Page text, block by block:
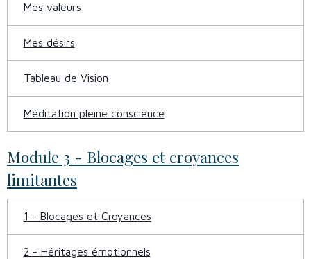
Mes valeurs
Mes désirs
Tableau de Vision
Méditation pleine conscience
Module 3 - Blocages et croyances
limitantes
1 - Blocages et Croyances
2 - Héritages émotionnels